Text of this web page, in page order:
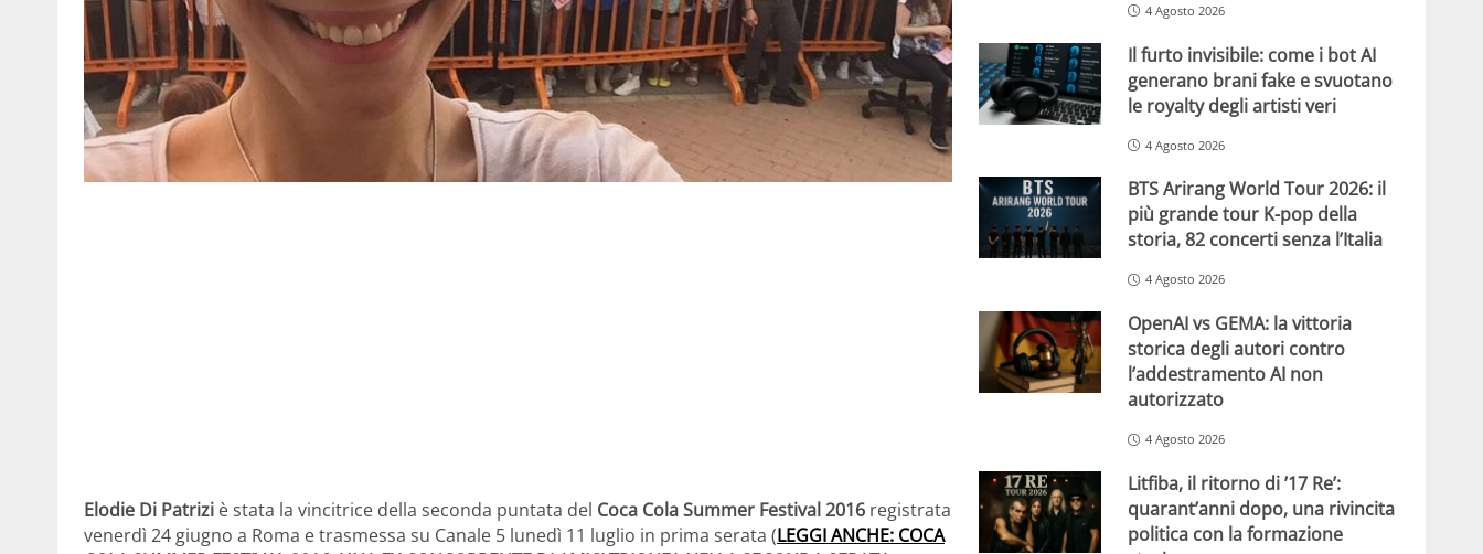
Elodie Di Patrizi è stata la vincitrice della seconda puntata del Coca Cola Summer Festival 2016 registrata
venerdì 24 giugno a Roma e trasmessa su Canale 5 lunedì 11 luglio in prima serata (LEGGI ANCHE: COCA
4 Agosto 2026
Il furto invisibile: come i bot AI
generano brani fake e svuotano
le royalty degli artisti veri
4 Agosto 2026
BTS Arirang World Tour 2026: il
più grande tour K-pop della
storia, 82 concerti senza l’Italia
4 Agosto 2026
OpenAI vs GEMA: la vittoria
storica degli autori contro
l’addestramento AI non
autorizzato
4 Agosto 2026
Litfiba, il ritorno di ’17 Re’:
quarant’anni dopo, una rivincita
politica con la formazione